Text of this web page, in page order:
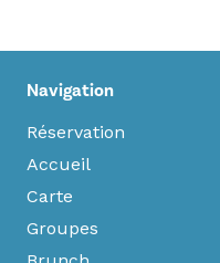
Navigation
Réservation
Accueil
Carte
Groupes